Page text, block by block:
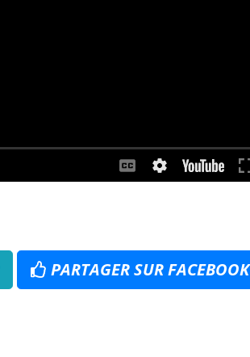
PARTAGER SUR FACEBOOK